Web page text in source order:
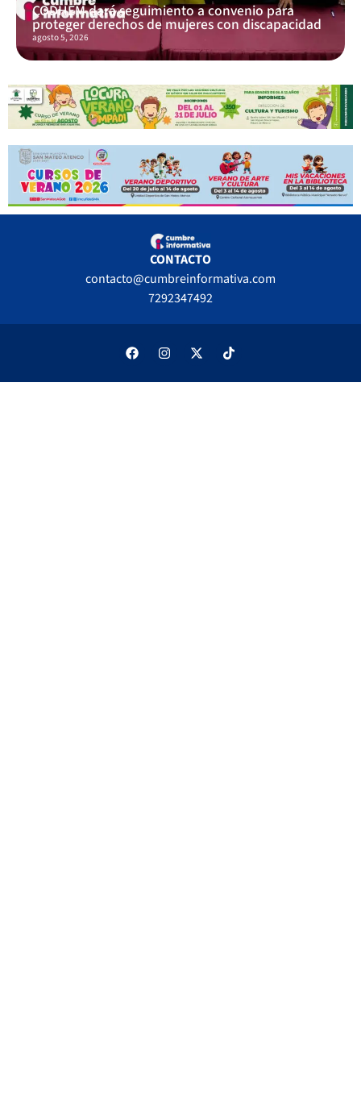
CODHEM dará seguimiento a convenio para
proteger derechos de mujeres con discapacidad
agosto 5, 2026
CONTACTO
contacto@cumbreinformativa.com
7292347492